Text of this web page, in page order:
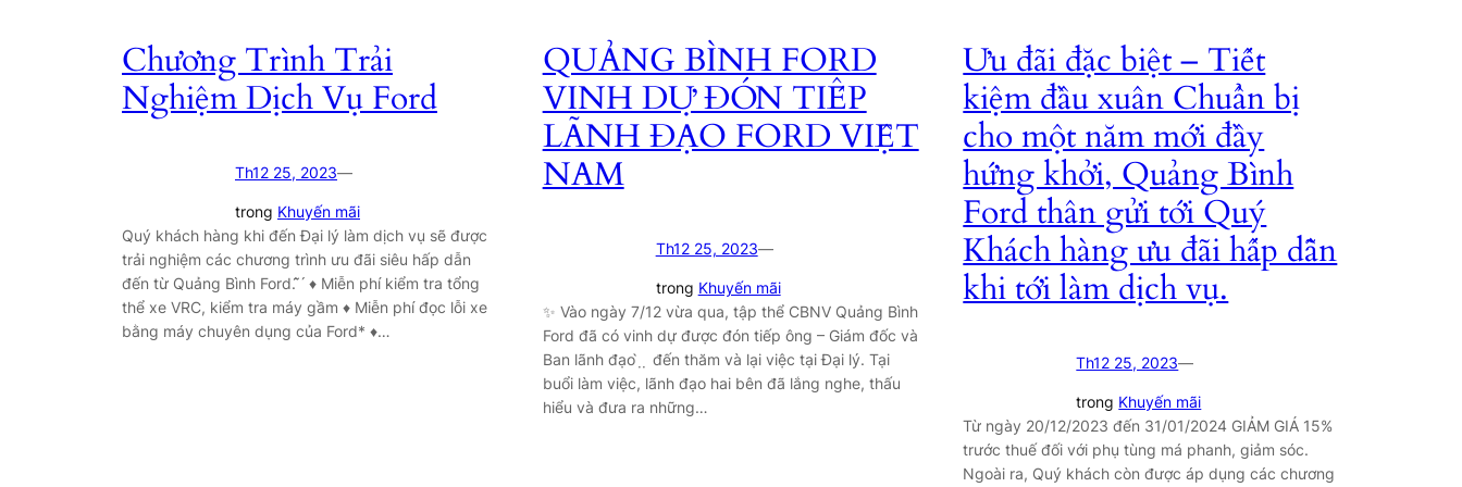
Chương Trình Trải
Nghiệm Dịch Vụ Ford
Th12 25, 2023—
trong Khuyến mãi
Quý khách hàng khi đến Đại lý làm dịch vụ sẽ được
trải nghiệm các chương trình ưu đãi siêu hấp dẫn
đến từ Quảng Bình Ford. ̂̃ ́ ♦️ Miễn phí kiểm tra tổng
thể xe VRC, kiểm tra máy gầm ♦️ Miễn phí đọc lỗi xe
bằng máy chuyên dụng của Ford* ♦️…
QUẢNG BÌNH FORD
VINH DỰ ĐÓN TIẾP
LÃNH ĐẠO FORD VIỆT
NAM
Th12 25, 2023—
trong Khuyến mãi
✨ Vào ngày 7/12 vừa qua, tập thể CBNV Quảng Bình
Ford đã có vinh dự được đón tiếp ông – Giám đốc và
Ban lãnh đạo ̀ ̣ ̣ đến thăm và lại việc tại Đại lý. Tại
buổi làm việc, lãnh đạo hai bên đã lắng nghe, thấu
hiểu và đưa ra những…
Ưu đãi đặc biệt – Tiết
kiệm đầu xuân Chuẩn bị
cho một năm mới đầy
hứng khởi, Quảng Bình
Ford thân gửi tới Quý
Khách hàng ưu đãi hấp dẫn
khi tới làm dịch vụ.
Th12 25, 2023—
trong Khuyến mãi
Từ ngày 20/12/2023 đến 31/01/2024 GIẢM GIÁ 15%
trước thuế đối với phụ tùng má phanh, giảm sóc.
Ngoài ra, Quý khách còn được áp dụng các chương